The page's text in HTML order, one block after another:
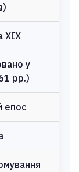
XIX
у
рр.)
епос